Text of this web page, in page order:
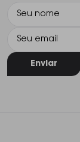
Enviar